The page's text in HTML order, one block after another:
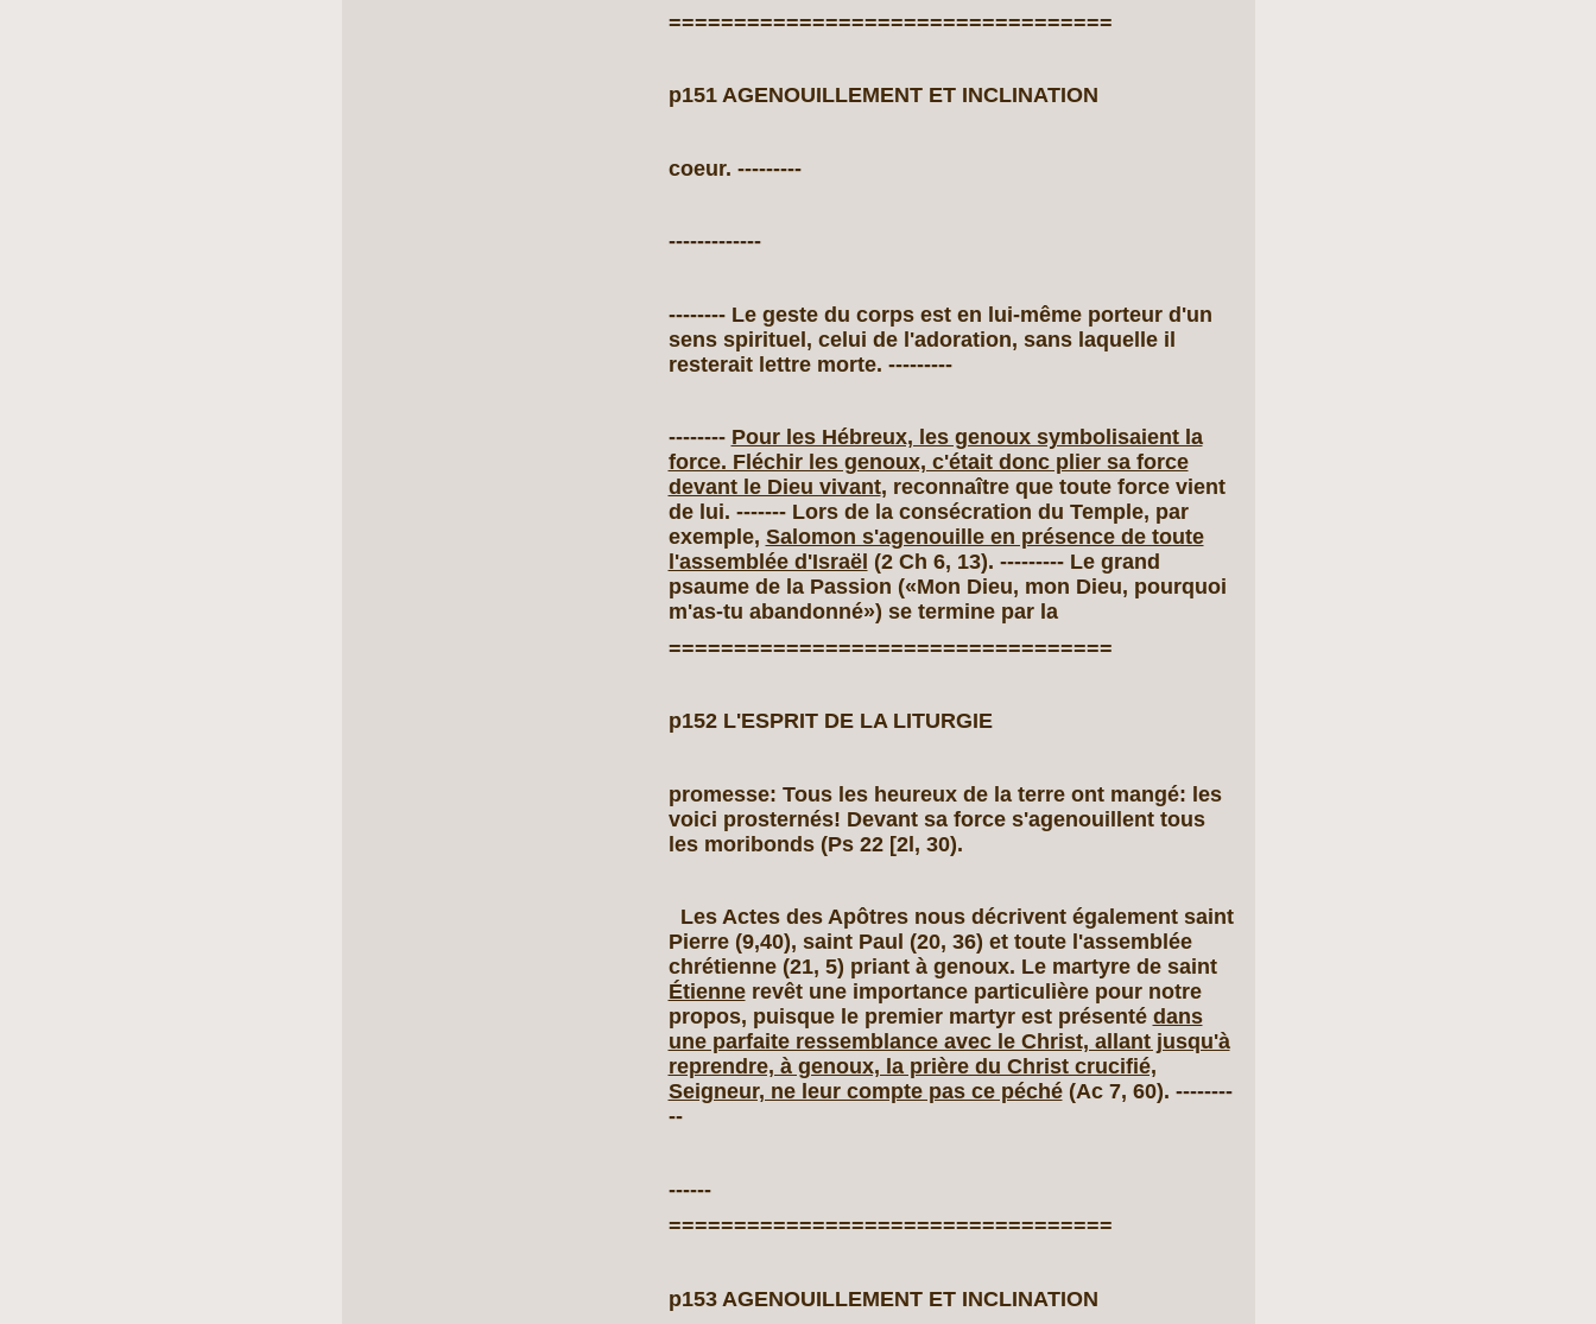
==================================
p151 AGENOUILLEMENT ET INCLINATION
coeur. ---------
-------------
-------- Le geste du corps est en lui‑même porteur d'un
sens spirituel, celui de l'adoration, sans laquelle il
resterait lettre morte. ---------
-------- Pour les Hébreux, les genoux symbolisaient la
force. Fléchir les genoux, c'était donc plier sa force
devant le Dieu vivant, reconnaître que toute force vient
de lui. ------- Lors de la consécration du Temple, par
exemple, Salomon s'agenouille en présence de toute
l'assemblée d'Israël (2 Ch 6, 13). --------- Le grand
psaume de la Passion («Mon Dieu, mon Dieu, pourquoi
m'as‑tu abandonné») se termine par la
==================================
p152 L'ESPRIT DE LA LITURGIE
promesse: Tous les heureux de la terre ont mangé: les
voici prosternés! Devant sa force s'agenouillent tous
les moribonds (Ps 22 [2l, 30).
Les Actes des Apôtres nous décrivent également saint
Pierre (9,40), saint Paul (20, 36) et toute l'assemblée
chrétienne (21, 5) priant à genoux. Le martyre de saint
Étiennerevêt une importance particulière pour notre
propos, puisque le premier martyr est présenté dans
une parfaite ressemblance avec le Christ, allant jusqu'à
reprendre, à genoux, la prière du Christ crucifié,
Seigneur, ne leur compte pas ce péché(Ac 7, 60). --------
--
------
==================================
p153 AGENOUILLEMENT ET INCLINATION